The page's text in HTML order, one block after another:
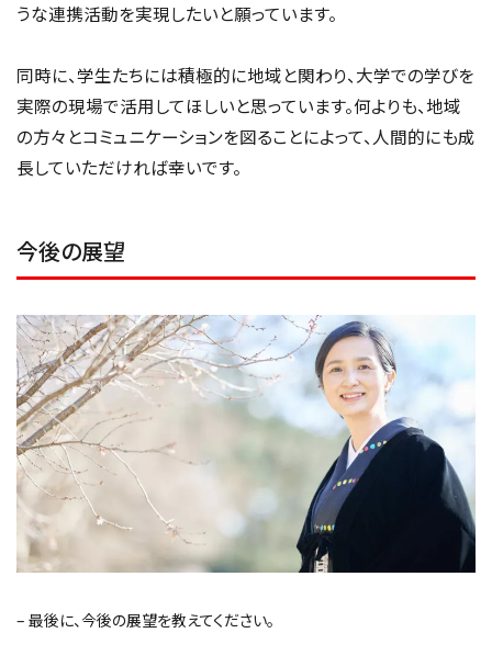
うな連携活動を実現したいと願っています。
同時に、学生たちには積極的に地域と関わり、大学での学びを
実際の現場で活用してほしいと思っています。何よりも、地域
の方々とコミュニケーションを図ることによって、人間的にも成
長していただければ幸いです。
今後の展望
– 最後に、今後の展望を教えてください。